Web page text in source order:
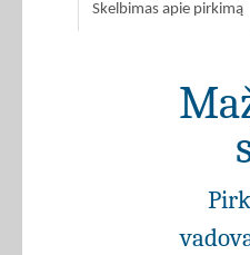
Skelbimas apie pirkimą